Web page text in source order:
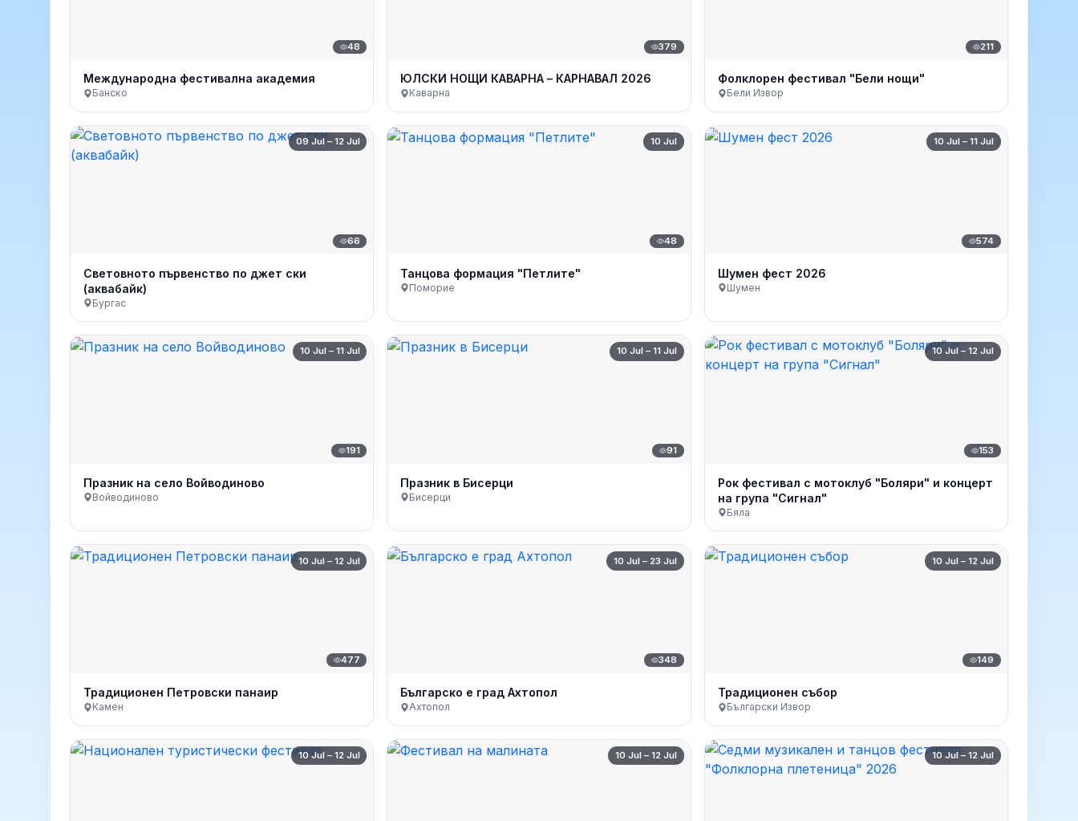
48
Международна фестивална академия
Банско
379
ЮЛСКИ НОЩИ КАВАРНА – КАРНАВАЛ 2026
Каварна
211
Фолклорен фестивал "Бели нощи"
Бели Извор
09 Jul – 12 Jul
66
Световното първенство по джет ски
(аквабайк)
Бургас
10 Jul
48
Танцова формация "Петлите"
Поморие
10 Jul – 11 Jul
574
Шумен фест 2026
Шумен
10 Jul – 11 Jul
191
Празник на село Войводиново
Войводиново
10 Jul – 11 Jul
91
Празник в Бисерци
Бисерци
10 Jul – 12 Jul
153
Рок фестивал с мотоклуб "Боляри" и концерт
на група "Сигнал"
Бяла
10 Jul – 12 Jul
477
Традиционен Петровски панаир
Камен
10 Jul – 23 Jul
348
Българско е град Ахтопол
Ахтопол
10 Jul – 12 Jul
149
Традиционен събор
Български Извор
10 Jul – 12 Jul 10 Jul – 12 Jul 10 Jul – 12 Jul